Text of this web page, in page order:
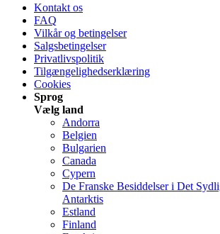
Kontakt os
FAQ
Vilkår og betingelser
Salgsbetingelser
Privatlivspolitik
Tilgængelighedserklæring
Cookies
Sprog
Vælg land
Andorra
Belgien
Bulgarien
Canada
Cypern
De Franske Besiddelser i Det
Antarktis
Estland
Finland